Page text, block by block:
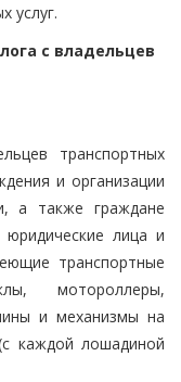
услуг.
с владельцев
транспортных
и организации
а также граждане
юридические лица и
транспортные
мотороллеры,
и механизмы на
каждой лошадиной